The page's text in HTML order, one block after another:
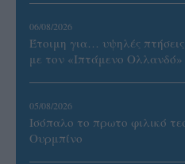
06/08/2026
Έτοιμη για… υψηλές
με τον «Ιπτάμενο
05/08/2026
Ισόπαλο το πρωτο φιλικό
Ουρμπίνο